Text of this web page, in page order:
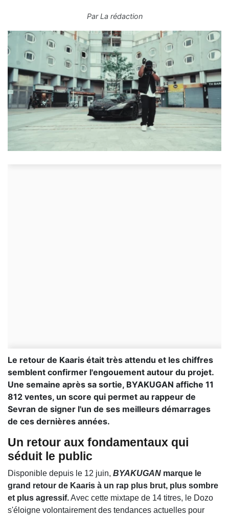
ParLa rédaction
Le retour de Kaaris était très attendu et les chiffres
semblent confirmer l'engouement autour du projet.
Une semaine après sa sortie, BYAKUGAN affiche 11
812 ventes, un score qui permet au rappeur de
Sevran de signer l'un de ses meilleurs démarrages
de ces dernières années.
Un retour aux fondamentaux qui
séduit le public
Disponible depuis le 12 juin, BYAKUGAN marque le
grand retour de Kaaris à un rap plus brut, plus sombre
et plus agressif.Avec cette mixtape de 14 titres, le Dozo
s'éloigne volontairement des tendances actuelles pour